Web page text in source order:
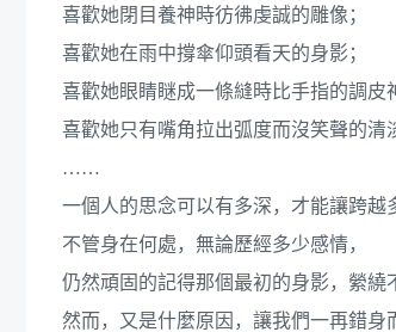
喜歡她閉目養神時彷彿虔誠的雕像；
喜歡她在雨中撐傘仰頭看天的身影；
喜歡她眼睛瞇成一條縫時比手指的調皮
喜歡她只有嘴角拉出弧度而沒笑聲的清
……
一個人的思念可以有多深，才能讓跨越
不管身在何處，無論歷經多少感情，
仍然頑固的記得那個最初的身影，縈繞
然而，又是什麼原因，讓我們一再錯身